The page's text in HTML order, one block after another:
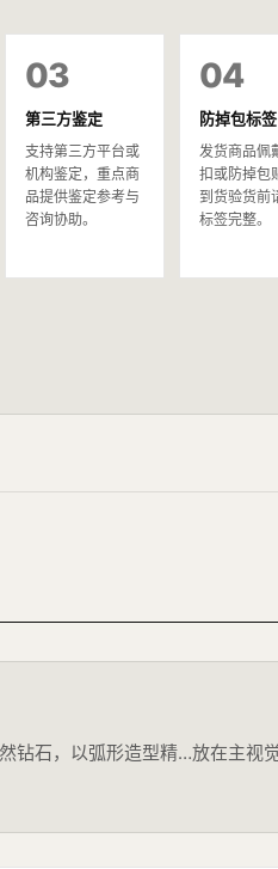
03
第三方鉴定
支持第三方平台或
机构鉴定，重点商
品提供鉴定参考与
咨询协助。
04
防掉包标签
发货商品佩
扣或防掉包
到货验货前
标签完整。
钻石，以弧形造型精…放在主视